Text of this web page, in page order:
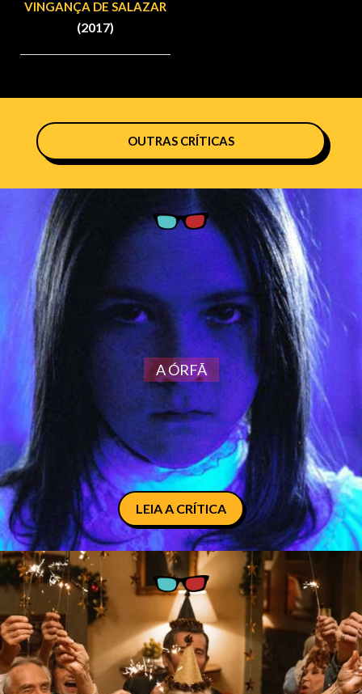
VINGANÇA DE SALAZAR
(2017)
OUTRAS CRÍTICAS
A ÓRFÃ
LEIA A CRÍTICA